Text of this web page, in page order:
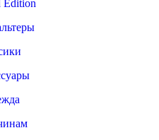
Edition